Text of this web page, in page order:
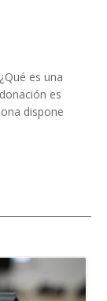
es una
es
dispone